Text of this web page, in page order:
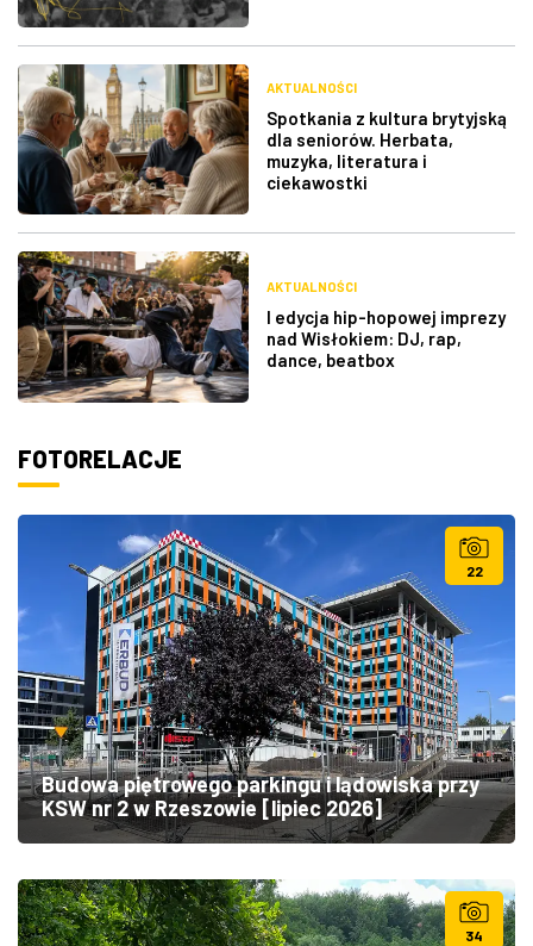
AKTUALNOŚCI
Spotkania z kultura brytyjską
dla seniorów. Herbata,
muzyka, literatura i
ciekawostki
AKTUALNOŚCI
I edycja hip-hopowej imprezy
nad Wisłokiem: DJ, rap,
dance, beatbox
FOTORELACJE
22
Budowa piętrowego parkingu i lądowiska przy
KSW nr 2 w Rzeszowie [lipiec 2026]
34